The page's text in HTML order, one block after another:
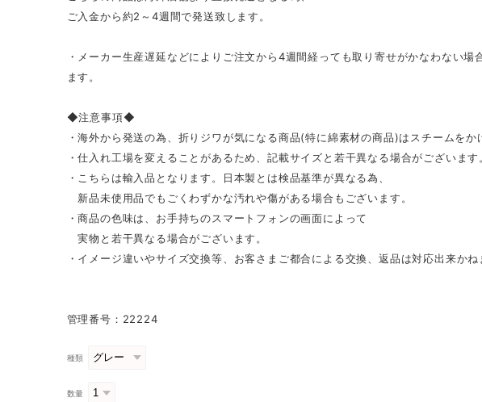
ご入金から約2～4週間で発送致します。
・メーカー生産遅延などによりご注文から4週間経っても取り寄せがかなわない
ます。
◆注意事項◆
・海外から発送の為、折りジワが気になる商品(特に綿素材の商品)はスチームをか
・仕入れ工場を変えることがあるため、記載サイズと若干異なる場合がございます
・こちらは輸入品となります。日本製とは検品基準が異なる為、
新品未使用品でもごくわずかな汚れや傷がある場合もございます。
・商品の色味は、お手持ちのスマートフォンの画面によって
実物と若干異なる場合がございます。
・イメージ違いやサイズ交換等、お客さまご都合による交換、返品は対応出来かね
管理番号：22224
種類
数量